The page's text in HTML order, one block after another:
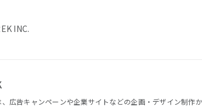
INC.
広告キャンペーンや企業サイトなどの企画・デザイン制作